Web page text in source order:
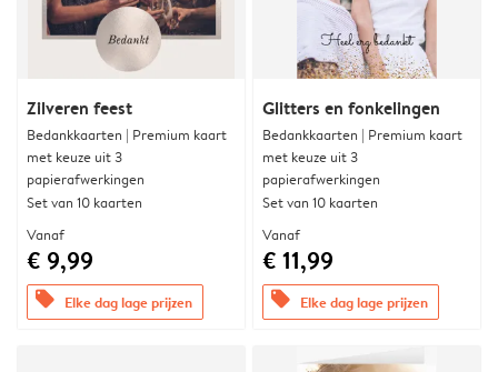
Zilveren feest
Bedankkaarten | Premium kaart
met keuze uit 3
papierafwerkingen
Set van 10 kaarten
Vanaf
€ 9,99
offers Elke dag lage prijzen
Glitters en fonkelingen
Bedankkaarten | Premium kaart
met keuze uit 3
papierafwerkingen
Set van 10 kaarten
Vanaf
€ 11,99
offers Elke dag lage prijzen